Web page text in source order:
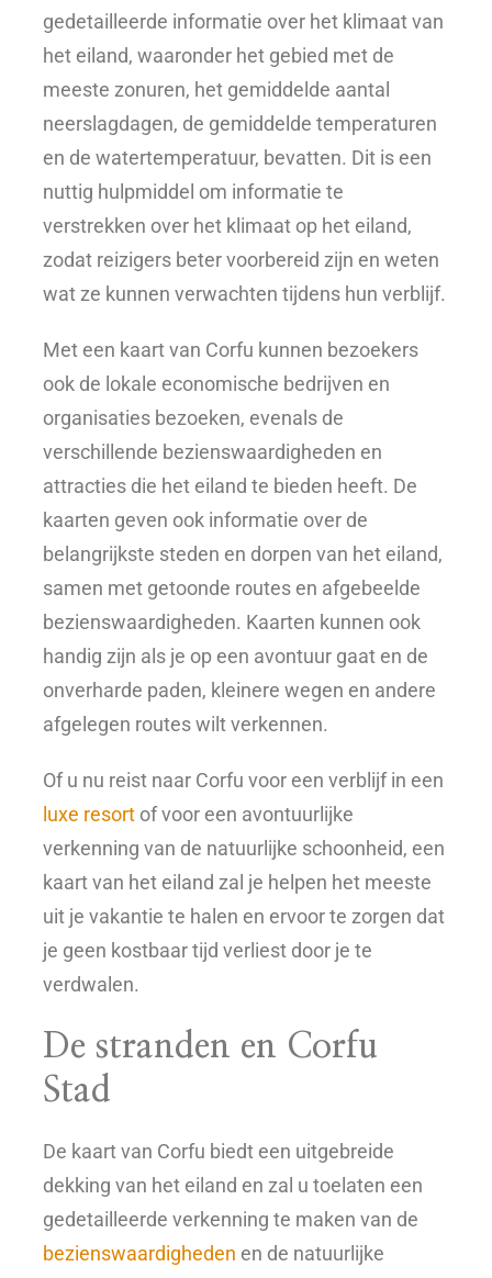
gedetailleerde informatie over het klimaat van
het eiland, waaronder het gebied met de
meeste zonuren, het gemiddelde aantal
neerslagdagen, de gemiddelde temperaturen
en de watertemperatuur, bevatten. Dit is een
nuttig hulpmiddel om informatie te
verstrekken over het klimaat op het eiland,
zodat reizigers beter voorbereid zijn en weten
wat ze kunnen verwachten tijdens hun verblijf.
Met een kaart van Corfu kunnen bezoekers
ook de lokale economische bedrijven en
organisaties bezoeken, evenals de
verschillende bezienswaardigheden en
attracties die het eiland te bieden heeft. De
kaarten geven ook informatie over de
belangrijkste steden en dorpen van het eiland,
samen met getoonde routes en afgebeelde
bezienswaardigheden. Kaarten kunnen ook
handig zijn als je op een avontuur gaat en de
onverharde paden, kleinere wegen en andere
afgelegen routes wilt verkennen.
Of u nu reist naar Corfu voor een verblijf in een
luxe resort of voor een avontuurlijke
verkenning van de natuurlijke schoonheid, een
kaart van het eiland zal je helpen het meeste
uit je vakantie te halen en ervoor te zorgen dat
je geen kostbaar tijd verliest door je te
verdwalen.
De stranden en Corfu
Stad
De kaart van Corfu biedt een uitgebreide
dekking van het eiland en zal u toelaten een
gedetailleerde verkenning te maken van de
bezienswaardigheden en de natuurlijke